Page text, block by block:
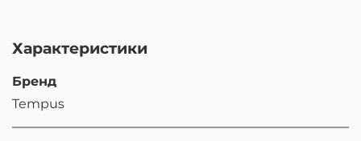
Характеристики
Бренд
Tempus